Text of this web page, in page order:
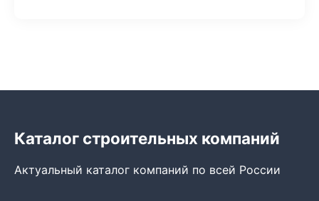
Каталог строительных компаний
Актуальный каталог компаний по всей России